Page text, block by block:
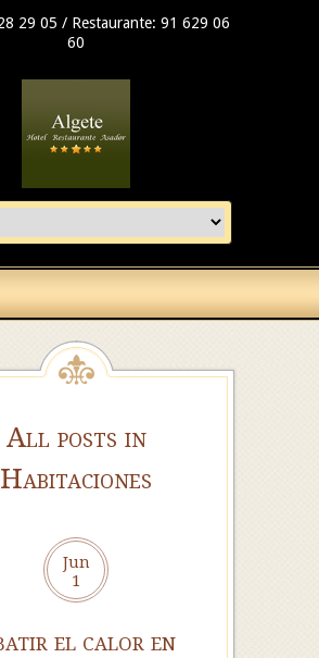
29 05 / Restaurante: 91 629 06
60
All posts in
Habitaciones
Jun
1
el calor en